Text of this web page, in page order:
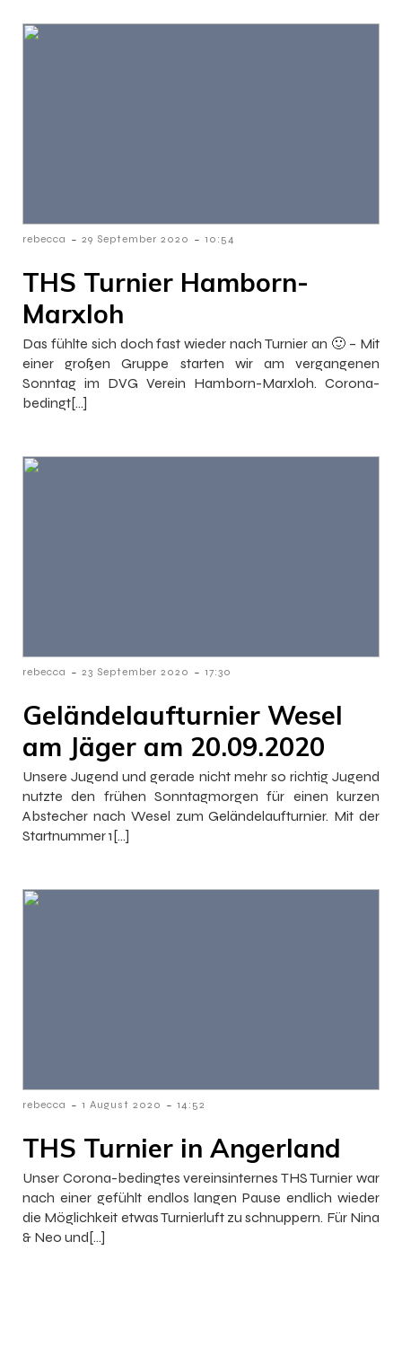
rebecca - 29 September 2020 - 10:54
THS Turnier Hamborn-
Marxloh
Das fühlte sich doch fast wieder nach Turnier an 🙂 – Mit
einer großen Gruppe starten wir am vergangenen
Sonntag im DVG Verein Hamborn-Marxloh. Corona-
bedingt[…]
rebecca - 23 September 2020 - 17:30
Geländelaufturnier Wesel
am Jäger am 20.09.2020
Unsere Jugend und gerade nicht mehr so richtig Jugend
nutzte den frühen Sonntagmorgen für einen kurzen
Abstecher nach Wesel zum Geländelaufturnier. Mit der
Startnummer 1[…]
rebecca - 1 August 2020 - 14:52
THS Turnier in Angerland
Unser Corona-bedingtes vereinsinternes THS Turnier war
nach einer gefühlt endlos langen Pause endlich wieder
die Möglichkeit etwas Turnierluft zu schnuppern. Für Nina
& Neo und[…]